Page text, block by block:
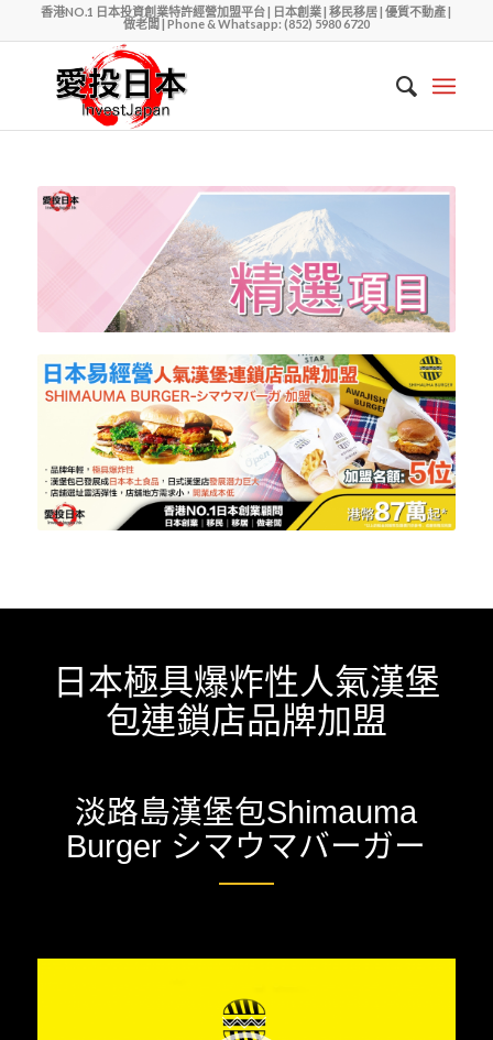
香港NO.1 日本投資創業特許經營加盟平台 | 日本創業 | 移民移居 | 優質不動產 |
做老闆 | Phone & Whatsapp: (852) 5980 6720
日本極具爆炸性人氣漢堡
包連鎖店品牌加盟
淡路島漢堡包Shimauma
Burger シマウマバーガー